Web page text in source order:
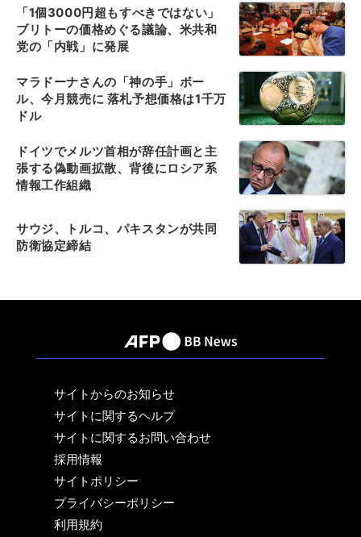
「1個3000円超もすべきではない」
ブリトーの価格めぐる議論、米共和
党の「内戦」に発展
マラドーナさんの「神の手」ボー
ル、今月競売に 落札予想価格は1千万
ドル
ドイツでメルツ首相が辞任計画と主
張する偽動画拡散、背後にロシア系
情報工作組織
サウジ、トルコ、パキスタンが共同
防衛協定締結
サイトからのお知らせ
サイトに関するヘルプ
サイトに関するお問い合わせ
採用情報
サイトポリシー
プライバシーポリシー
利用規約